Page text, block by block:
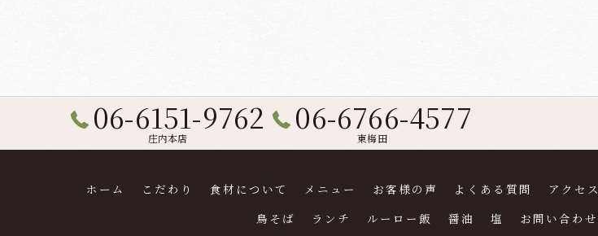
06-6151-9762
庄内本店
06-6766-4577
東梅田
ホーム こだわり 食材について メニュー お客様の声 よくある質問 アクセス
鳥そば
ランチ ルーロー飯 醤油 塩 お問い合わせ